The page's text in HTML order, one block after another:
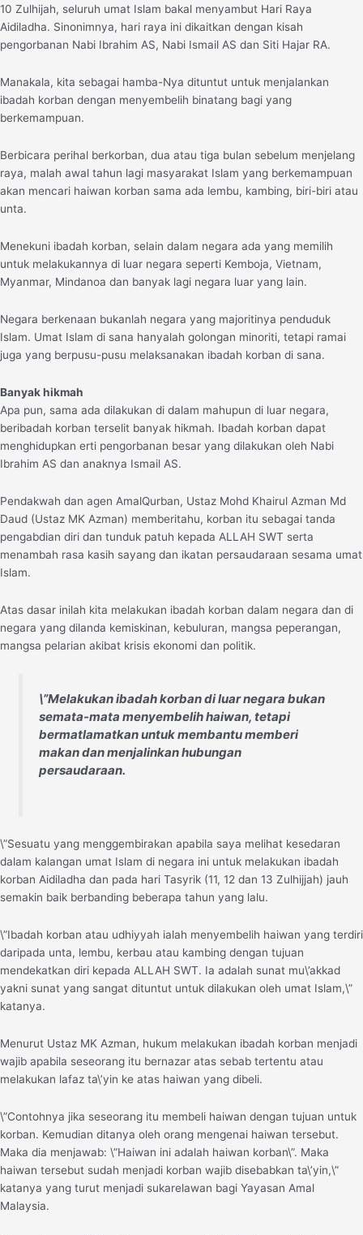
10 Zulhijah, seluruh umat Islam bakal menyambut Hari Raya
Aidiladha. Sinonimnya, hari raya ini dikaitkan dengan kisah
pengorbanan Nabi Ibrahim AS, Nabi Ismail AS dan Siti Hajar RA.
Manakala, kita sebagai hamba-Nya dituntut untuk menjalankan
ibadah korban dengan menyembelih binatang bagi yang
berkemampuan.
Berbicara perihal berkorban, dua atau tiga bulan sebelum menjelang
raya, malah awal tahun lagi masyarakat Islam yang berkemampuan
akan mencari haiwan korban sama ada lembu, kambing, biri-biri atau
unta.
Menekuni ibadah korban, selain dalam negara ada yang memilih
untuk melakukannya di luar negara seperti Kemboja, Vietnam,
Myanmar, Mindanoa dan banyak lagi negara luar yang lain.
Negara berkenaan bukanlah negara yang majoritinya penduduk
Islam. Umat Islam di sana hanyalah golongan minoriti, tetapi ramai
juga yang berpusu-pusu melaksanakan ibadah korban di sana.
Banyak hikmah
Apa pun, sama ada dilakukan di dalam mahupun di luar negara,
beribadah korban terselit banyak hikmah. Ibadah korban dapat
menghidupkan erti pengorbanan besar yang dilakukan oleh Nabi
Ibrahim AS dan anaknya Ismail AS.
Pendakwah dan agen AmalQurban, Ustaz Mohd Khairul Azman Md
Daud (Ustaz MK Azman) memberitahu, korban itu sebagai tanda
pengabdian diri dan tunduk patuh kepada ALLAH SWT serta
menambah rasa kasih sayang dan ikatan persaudaraan sesama umat
Islam.
Atas dasar inilah kita melakukan ibadah korban dalam negara dan di
negara yang dilanda kemiskinan, kebuluran, mangsa peperangan,
mangsa pelarian akibat krisis ekonomi dan politik.
\”Melakukan ibadah korban di luar negara bukan
semata-mata menyembelih haiwan, tetapi
bermatlamatkan untuk membantu memberi
makan dan menjalinkan hubungan
persaudaraan.
\”Sesuatu yang menggembirakan apabila saya melihat kesedaran
dalam kalangan umat Islam di negara ini untuk melakukan ibadah
korban Aidiladha dan pada hari Tasyrik (11, 12 dan 13 Zulhijjah) jauh
semakin baik berbanding beberapa tahun yang lalu.
\”Ibadah korban atau udhiyyah ialah menyembelih haiwan yang terdiri
daripada unta, lembu, kerbau atau kambing dengan tujuan
mendekatkan diri kepada ALLAH SWT. Ia adalah sunat mu\’akkad
yakni sunat yang sangat dituntut untuk dilakukan oleh umat Islam,\”
katanya.
Menurut Ustaz MK Azman, hukum melakukan ibadah korban menjadi
wajib apabila seseorang itu bernazar atas sebab tertentu atau
melakukan lafaz ta\’yin ke atas haiwan yang dibeli.
\”Contohnya jika seseorang itu membeli haiwan dengan tujuan untuk
korban. Kemudian ditanya oleh orang mengenai haiwan tersebut.
Maka dia menjawab: \”Haiwan ini adalah haiwan korban\”. Maka
haiwan tersebut sudah menjadi korban wajib disebabkan ta\’yin,\”
katanya yang turut menjadi sukarelawan bagi Yayasan Amal
Malaysia.